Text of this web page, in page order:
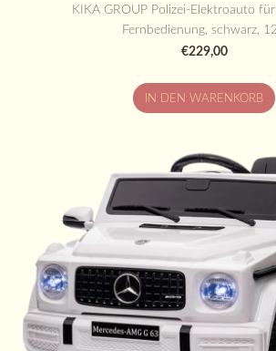
KIKA GROUP Polizei-Elektroauto
Fernbedienung, schwarz,
€229,00
IN DEN WARENKORB